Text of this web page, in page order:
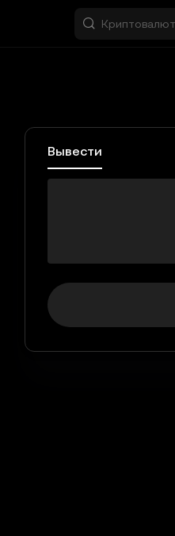
Вывести